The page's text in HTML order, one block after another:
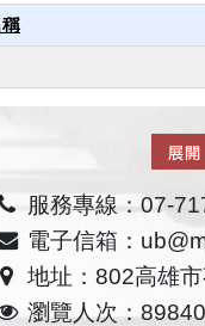
服務專線：07-
電子信箱：
地址：802高雄
瀏覽人次：